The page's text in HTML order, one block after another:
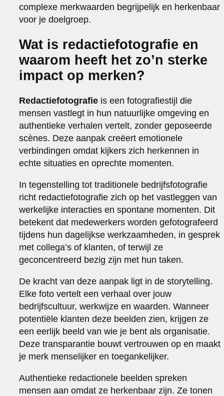
+31650600601
about
complexe merkwaarden begrijpelijk en herkenbaar
voor je doelgroep.
Wat is redactiefotografie en
waarom heeft het zo’n sterke
impact op merken?
Redactiefotografie is een fotografiestijl die
mensen vastlegt in hun natuurlijke omgeving en
authentieke verhalen vertelt, zonder geposeerde
scènes. Deze aanpak creëert emotionele
verbindingen omdat kijkers zich herkennen in
echte situaties en oprechte momenten.
In tegenstelling tot traditionele bedrijfsfotografie
richt redactiefotografie zich op het vastleggen van
werkelijke interacties en spontane momenten. Dit
betekent dat medewerkers worden gefotografeerd
tijdens hun dagelijkse werkzaamheden, in gesprek
met collega’s of klanten, of terwijl ze
geconcentreerd bezig zijn met hun taken.
De kracht van deze aanpak ligt in de storytelling.
Elke foto vertelt een verhaal over jouw
bedrijfscultuur, werkwijze en waarden. Wanneer
potentiële klanten deze beelden zien, krijgen ze
een eerlijk beeld van wie je bent als organisatie.
Deze transparantie bouwt vertrouwen op en maakt
je merk menselijker en toegankelijker.
Authentieke redactionele beelden spreken
mensen aan omdat ze herkenbaar zijn. Ze tonen